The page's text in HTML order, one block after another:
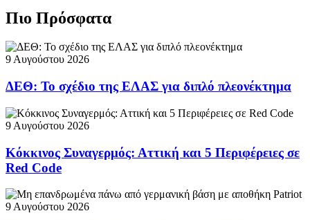
Πιο Πρόσφατα
9 Αυγούστου 2026
ΔΕΘ: Το σχέδιο της ΕΛΑΣ για διπλό πλεονέκτημα
9 Αυγούστου 2026
Κόκκινος Συναγερμός: Αττική και 5 Περιφέρειες σε
Red Code
9 Αυγούστου 2026